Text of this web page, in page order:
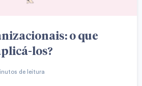
o que
los?
de leitura